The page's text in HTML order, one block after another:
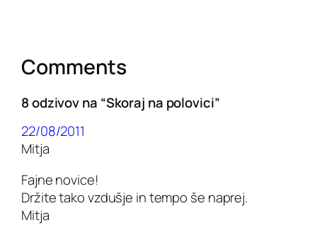
Comments
8 odzivov na “Skoraj na polovici”
22/08/2011
Mitja
Fajne novice!
Držite tako vzdušje in tempo še naprej.
Mitja